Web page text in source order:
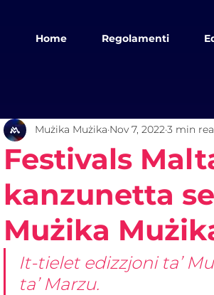
Home Regolamenti
Festivals
kanzunetta
Mużika
Mużika Mużika Nov 7, 20223 min
It-tielet edizzjoni ta’
ta’ Marzu.